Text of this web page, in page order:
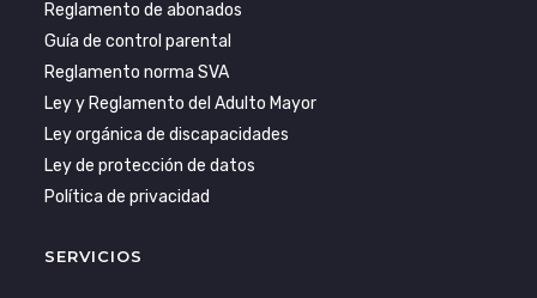
Reglamento de abonados
Guía de control parental
Reglamento norma SVA
Ley y Reglamento del Adulto Mayor
Ley orgánica de discapacidades
Ley de protección de datos
Política de privacidad
SERVICIOS